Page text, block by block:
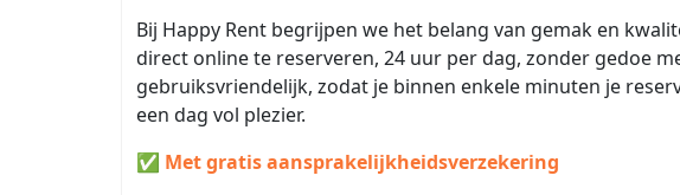
Bij Happy Rent begrijpen we het belang van gemak en
direct online te reserveren, 24 uur per dag, zonder gedoe
gebruiksvriendelijk, zodat je binnen enkele minuten je
een dag vol plezier.
✅ Met gratis aansprakelijkheidsverzekering